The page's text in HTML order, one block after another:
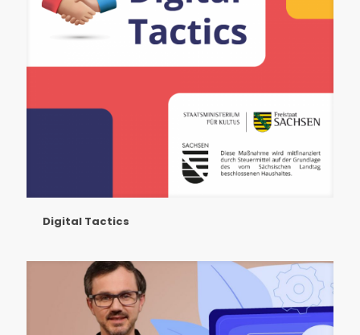
Digital Tactics